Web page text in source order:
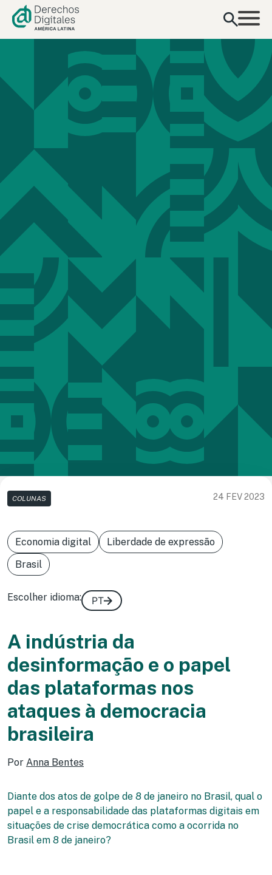
conteúdo
COLUNAS 24 FEV 2023
Economia digital
Liberdade de expressão
Brasil
Escolher idioma: PT
A indústria da
desinformação e o papel
das plataformas nos
ataques à democracia
brasileira
Por Anna Bentes
Diante dos atos de golpe de 8 de janeiro no Brasil, qual o
papel e a responsabilidade das plataformas digitais em
situações de crise democrática como a ocorrida no
Brasil em 8 de janeiro?